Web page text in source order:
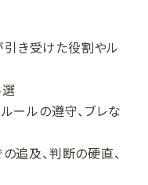
引き受けた役割やル
ールの遵守、ブレな
追及、判断の硬直、